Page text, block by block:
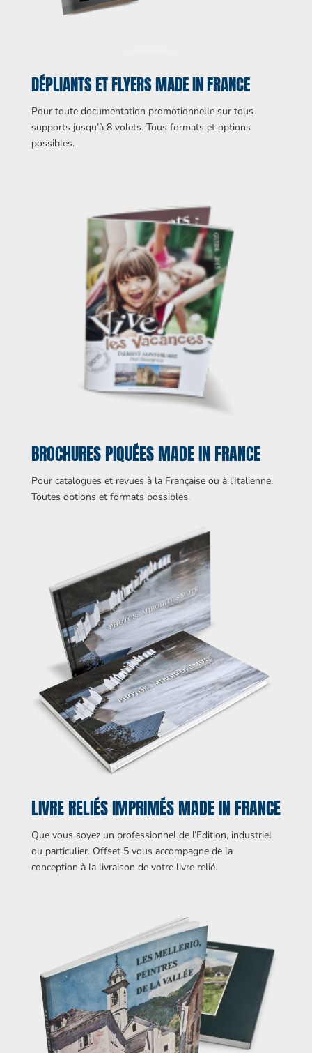
DÉPLIANTS ET FLYERS MADE IN FRANCE
Pour toute documentation promotionnelle sur tous
supports jusqu’à 8 volets. Tous formats et options
possibles.
BROCHURES PIQUÉES MADE IN FRANCE
Pour catalogues et revues à la Française ou à l’Italienne.
Toutes options et formats possibles.
LIVRE RELIÉS IMPRIMÉS MADE IN FRANCE
Que vous soyez un professionnel de l’Edition, industriel
ou particulier. Offset 5 vous accompagne de la
conception à la livraison de votre livre relié.